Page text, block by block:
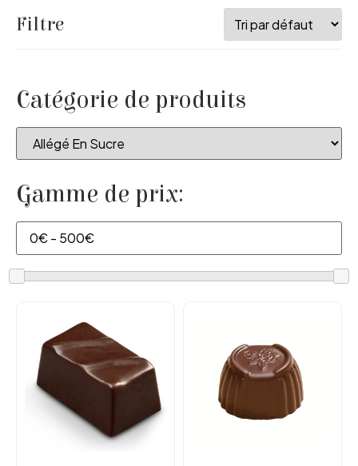
Filtre
Catégorie de produits
Gamme de prix: